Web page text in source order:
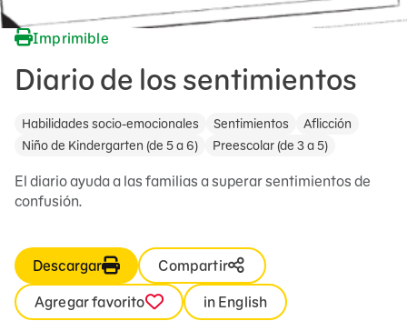
Imprimible
Diario de los sentimientos
Habilidades socio-emocionales Sentimientos
Aflicción
Niño de Kindergarten (de 5 a 6)
Preescolar (de 3 a 5)
El diario ayuda a las familias a superar sentimientos de
confusión.
Descargar
Compartir
Agregar favorito
in English